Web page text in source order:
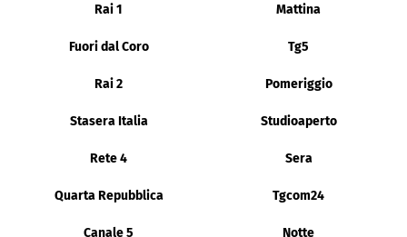
Rai 1 Mattina
Fuori dal Coro Tg5
Rai 2 Pomeriggio
Stasera Italia Studioaperto
Rete 4 Sera
Quarta Repubblica Tgcom24
Canale 5 Notte